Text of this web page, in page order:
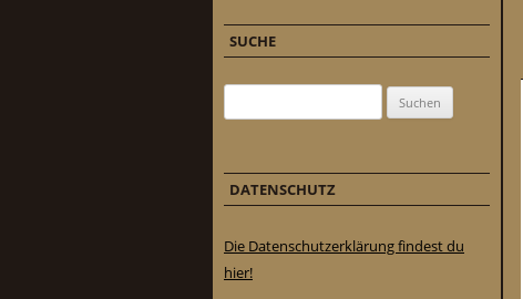
SUCHE
DATENSCHUTZ
Die Datenschutzerklärung findest du
hier!